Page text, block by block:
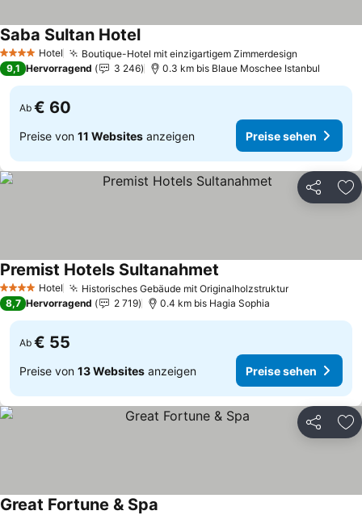
4 Sterne Hotel Boutique-Hotel mit einzigartigem Zimmerdesign
Saba Sultan HotelPreise sehen
9,1 Hervorragend 3 246 0.3 km bis Blaue Moschee Istanbul
Ab € 60
Preise von 11 Websites anzeigen Preise sehen
Teilen
4 Sterne Hotel Historisches Gebäude mit OriginalholzstrukturPreise
Premist Hotels Sultanahmet
8,7 Hervorragend 2 719 0.4 km bis Hagia Sophia
Ab € 55
Preise von 13 Websites anzeigen Preise sehen
Teilen
Great Fortune & Spa